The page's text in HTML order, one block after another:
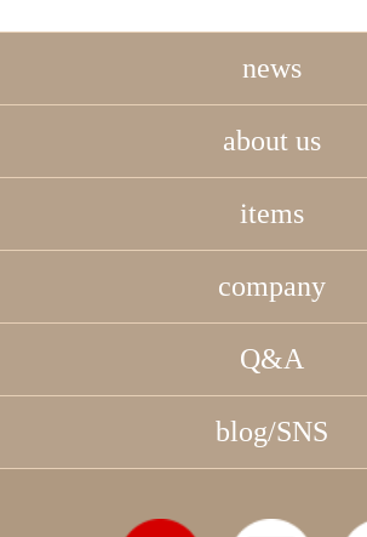
news
about us
items
company
Q&A
blog/SNS